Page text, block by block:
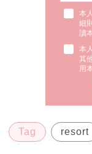
本
細
讀
本
其
用
Tag resort